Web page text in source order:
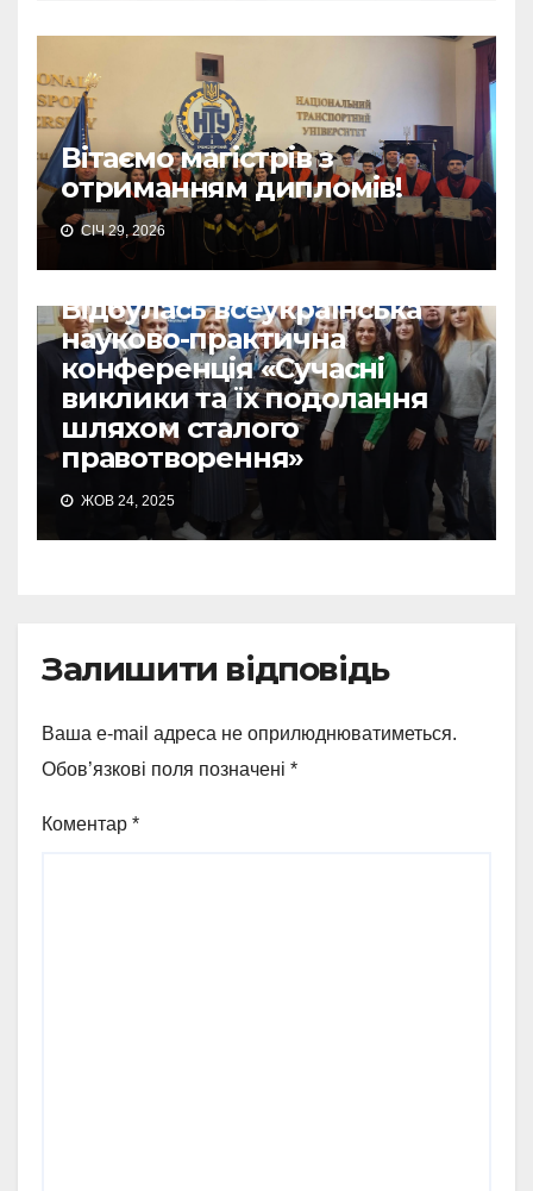
Вітаємо магістрів з
отриманням дипломів!
СІЧ 29, 2026
Відбулась всеукраїнська
науково-практична
конференція «Сучасні
виклики та їх подолання
шляхом сталого
правотворення»
ЖОВ 24, 2025
Залишити відповідь
Ваша e-mail адреса не оприлюднюватиметься.
Обов’язкові поля позначені *
Коментар *